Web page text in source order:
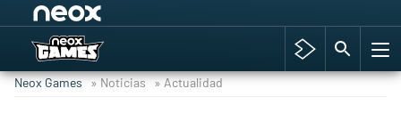
Hyrule Warriors: La Era del Cataclismo
Neox Games » Noticias » Actualidad